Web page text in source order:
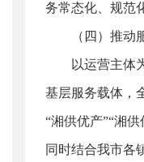
务常态化、规范
（四）推动服
以运营主体为
基层服务载体，
“湘供优产”“湘
同时结合我市各